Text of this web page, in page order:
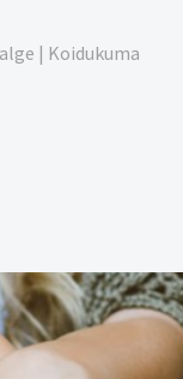
| Koidukuma